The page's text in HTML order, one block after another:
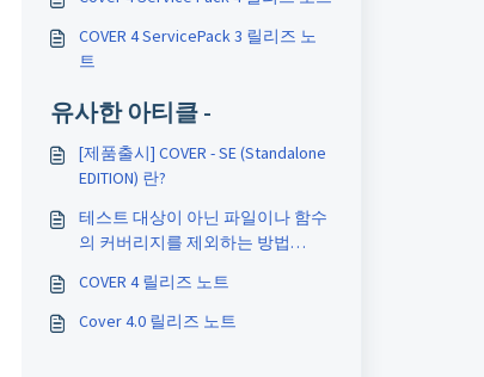
COVER 4 ServicePack 3 릴리즈 노
트
유사한 아티클 -
[제품출시] COVER - SE (Standalone
EDITION) 란?
테스트 대상이 아닌 파일이나 함수
의 커버리지를 제외하는 방법
COVER 4 릴리즈 노트
Cover 4.0 릴리즈 노트